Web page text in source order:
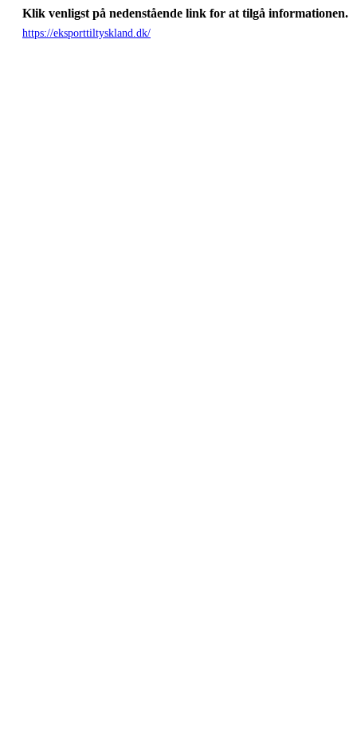
Klik venligst på nedenstående link for at tilgå informationen.
https://eksporttiltyskland.dk/